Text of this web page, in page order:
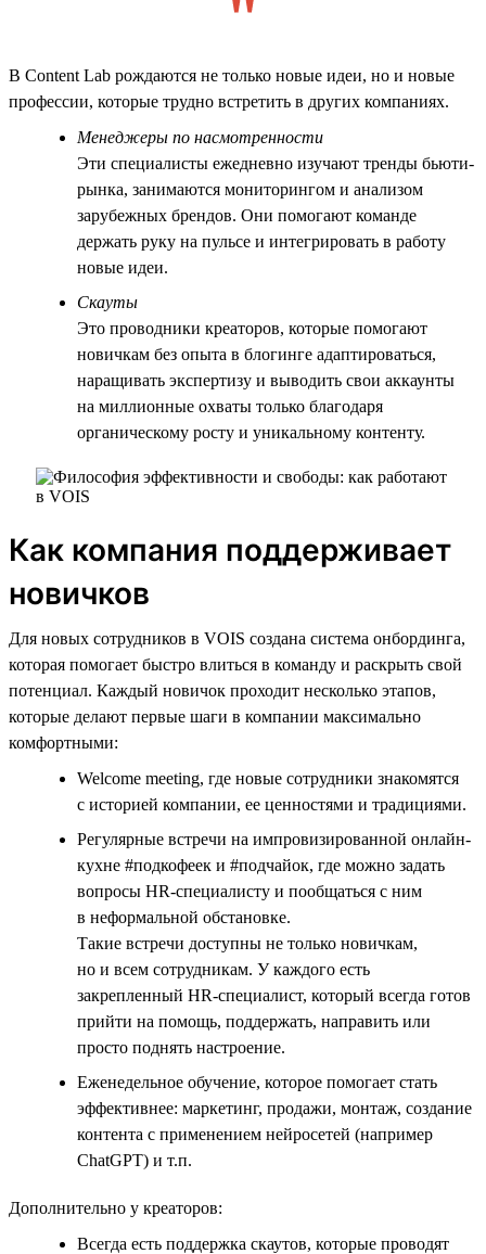
В Content Lab рождаются не только новые идеи, но и новые
профессии, которые трудно встретить в других компаниях.
Менеджеры по насмотренности
Эти специалисты ежедневно изучают тренды бьюти-
рынка, занимаются мониторингом и анализом
зарубежных брендов. Они помогают команде
держать руку на пульсе и интегрировать в работу
новые идеи.
Скауты
Это проводники креаторов, которые помогают
новичкам без опыта в блогинге адаптироваться,
наращивать экспертизу и выводить свои аккаунты
на миллионные охваты только благодаря
органическому росту и уникальному контенту.
Как компания поддерживает
новичков
Для новых сотрудников в VOIS создана система онбординга,
которая помогает быстро влиться в команду и раскрыть свой
потенциал. Каждый новичок проходит несколько этапов,
которые делают первые шаги в компании максимально
комфортными:
Welcome meeting, где новые сотрудники знакомятся
с историей компании, ее ценностями и традициями.
Регулярные встречи на импровизированной онлайн-
кухне #подкофеек и #подчайок, где можно задать
вопросы HR-специалисту и пообщаться с ним
в неформальной обстановке.
Такие встречи доступны не только новичкам,
но и всем сотрудникам. У каждого есть
закрепленный HR-специалист, который всегда готов
прийти на помощь, поддержать, направить или
просто поднять настроение.
Еженедельное обучение, которое помогает стать
эффективнее: маркетинг, продажи, монтаж, создание
контента с применением нейросетей (например
ChatGPT) и т.п.
Дополнительно у креаторов:
Всегда есть поддержка скаутов, которые проводят